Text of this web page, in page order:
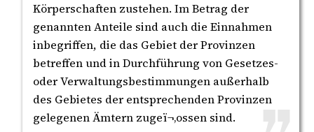
Körperschaften zustehen. Im Betrag der
genannten Anteile sind auch die Einnahmen
inbegriffen, die das Gebiet der Provinzen
betreffen und in Durchführung von Gesetzes-
oder Verwaltungsbestimmungen außerhalb
des Gebietes der entsprechenden Provinzen
gelegenen Ämtern zugeï¬‚ossen sind.